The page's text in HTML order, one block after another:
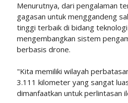
Menurutnya, dari pengalaman
gagasan untuk menggandeng
tinggi terbaik di bidang
mengembangkan sistem
berbasis drone.
"Kita memiliki wilayah
3.111 kilometer yang sangat
dimanfaatkan untuk perlintasan